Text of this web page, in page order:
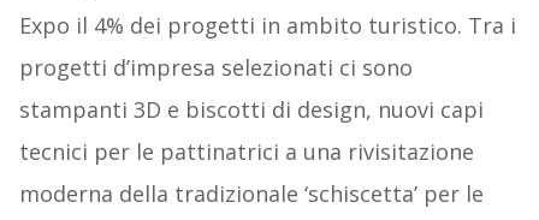
Expo il 4% dei progetti in ambito turistico. Tra i
progetti d’impresa selezionati ci sono
stampanti 3D e biscotti di design, nuovi capi
tecnici per le pattinatrici a una rivisitazione
moderna della tradizionale ‘schiscetta’ per le